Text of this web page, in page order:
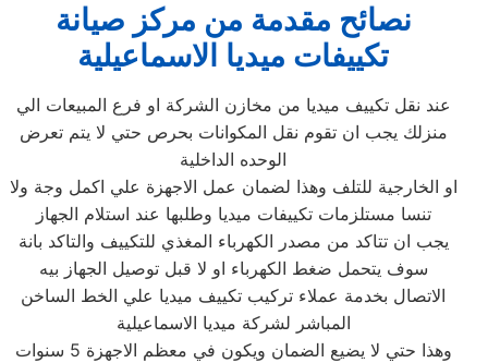
نصائح مقدمة من مركز صيانة
تكييفات ميديا الاسماعيلية
عند نقل تكييف ميديا من مخازن الشركة او فرع المبيعات الي
منزلك يجب ان تقوم نقل المكوانات بحرص حتي لا يتم تعرض
الوحده الداخلية
او الخارجية للتلف وهذا لضمان عمل الاجهزة علي اكمل وجة ولا
تنسا مستلزمات تكييفات ميديا وطلبها عند استلام الجهاز
يجب ان تتاكد من مصدر الكهرباء المغذي للتكييف والتاكد بانة
سوف يتحمل ضغط الكهرباء او لا قبل توصيل الجهاز بيه
الاتصال بخدمة عملاء تركيب تكييف ميديا علي الخط الساخن
المباشر لشركة ميديا الاسماعيلية
وهذا حتي لا يضيع الضمان ويكون في معظم الاجهزة 5 سنوات